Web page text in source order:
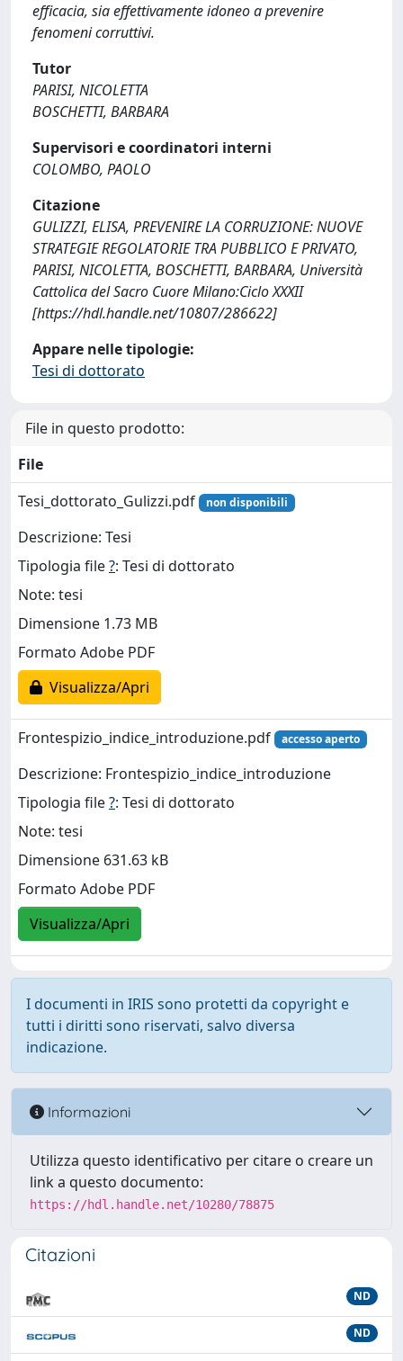
efficacia, sia effettivamente idoneo a prevenire
fenomeni corruttivi.
Tutor
PARISI, NICOLETTA
BOSCHETTI, BARBARA
Supervisori e coordinatori interni
COLOMBO, PAOLO
Citazione
GULIZZI, ELISA, PREVENIRE LA CORRUZIONE: NUOVE
STRATEGIE REGOLATORIE TRA PUBBLICO E PRIVATO,
PARISI, NICOLETTA, BOSCHETTI, BARBARA, Università
Cattolica del Sacro Cuore Milano:Ciclo XXXII
[https://hdl.handle.net/10807/286622]
Appare nelle tipologie:
Tesi di dottorato
File in questo prodotto:
File
Tesi_dottorato_Gulizzi.pdf
non disponibili
Descrizione: Tesi
Tipologia file?: Tesi di dottorato
Note: tesi
Dimensione 1.73 MB
Formato Adobe PDF
Visualizza/Apri
Frontespizio_indice_introduzione.pdf accesso aperto
Descrizione: Frontespizio_indice_introduzione
Tipologia file?: Tesi di dottorato
Note: tesi
Dimensione 631.63 kB
Formato Adobe PDF
Visualizza/Apri
I documenti in IRIS sono protetti da copyright e
tutti i diritti sono riservati, salvo diversa
indicazione.
Informazioni
Utilizza questo identificativo per citare o creare un
link a questo documento:
https://hdl.handle.net/10280/78875
Citazioni
ND
ND